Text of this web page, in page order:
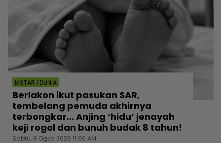
MSTAR | DUNIA
Berlakon ikut pasukan SAR,
tembelang pemuda akhirnya
terbongkar... Anjing ‘hidu’ jenayah
keji rogol dan bunuh budak 8 tahun!
Sabtu, 8 Ogos 2026 11:00 AM